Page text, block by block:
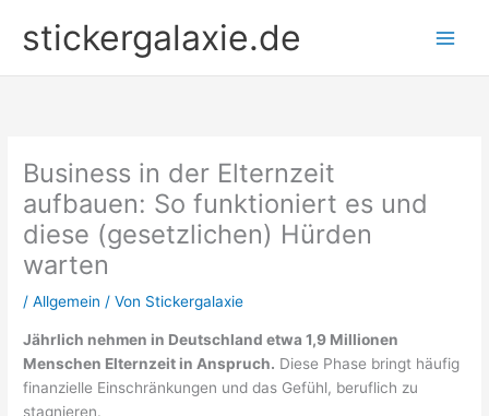
Inhaltstickergalaxie.de
Business in der Elternzeit
aufbauen: So funktioniert es und
diese (gesetzlichen) Hürden
warten
/Allgemein / Von Stickergalaxie
Jährlich nehmen in Deutschland etwa 1,9 Millionen
Menschen Elternzeit in Anspruch. Diese Phase bringt häufig
finanzielle Einschränkungen und das Gefühl, beruflich zu
stagnieren.